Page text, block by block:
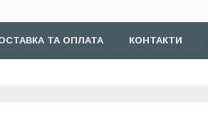
ТА ОПЛАТА КОНТАКТИ